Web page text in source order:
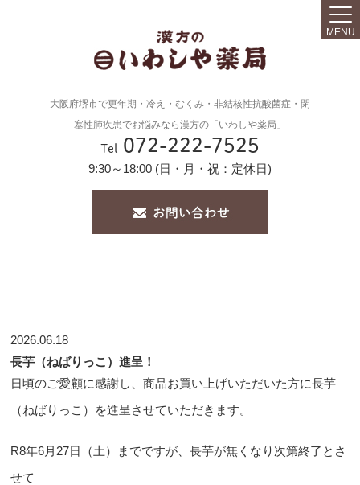
大阪府堺市で更年期・冷え・むくみ・非結核性抗酸菌症・閉
塞性肺疾患でお悩みなら漢方の「いわしや薬局」
Tel 072-222-7525
9:30～18:00 (日・月・祝：定休日)
MENU
2026.06.18
長芋（ねばりっこ）進呈！
日頃のご愛顧に感謝し、商品お買い上げいただいた方に長芋
（ねばりっこ）を進呈させていただきます。
R8年6月27日（土）までですが、長芋が無くなり次第終了とさ
せて